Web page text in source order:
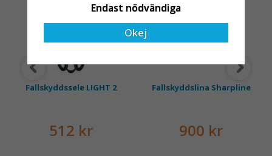
Fallskyddssele LIGHT 2
512 kr
Fallskyddslina Sharpline
900 kr
Endast nödvändiga
Okej